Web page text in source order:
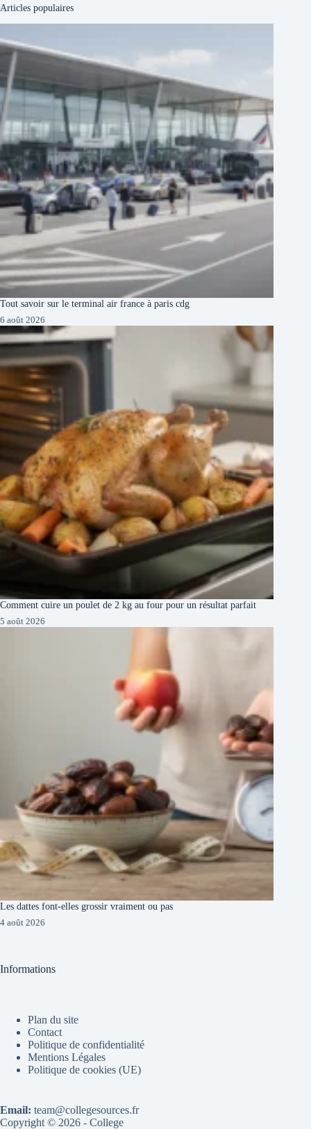
Articles populaires
Tout savoir sur le terminal air france à paris cdg
6 août 2026
Comment cuire un poulet de 2 kg au four pour un résultat parfait
5 août 2026
Les dattes font-elles grossir vraiment ou pas
4 août 2026
Informations
Plan du site
Contact
Politique de confidentialité
Mentions Légales
Politique de cookies (UE)
Email: team@collegesources.fr
Copyright © 2026 - College